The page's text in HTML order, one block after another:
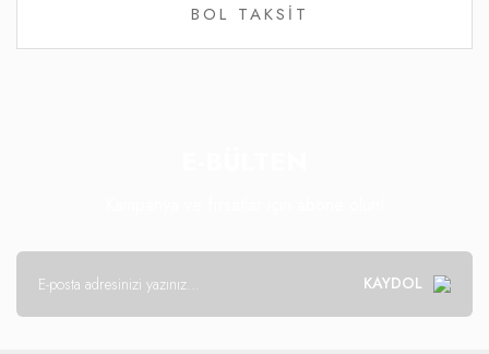
BOL TAKSİT
KAYDOL